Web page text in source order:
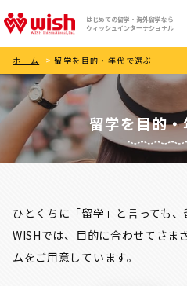
はじめての留学・海外留学なら
ウィッシュインターナショナル
ホーム > 留学を目的・年代で選ぶ
留学を目的
ひとくちに「留学」と言っても、
WISHでは、目的に合わせてさま
ムをご用意しています。